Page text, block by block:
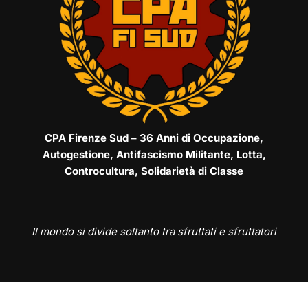
CPA Firenze Sud – 36 Anni di Occupazione,
Autogestione, Antifascismo Militante, Lotta,
Controcultura, Solidarietà di Classe
Il mondo si divide soltanto tra sfruttati e sfruttatori